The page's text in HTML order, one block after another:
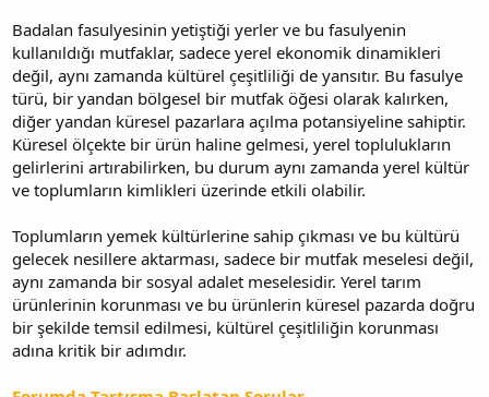
Badalan fasulyesinin yetiştiği yerler ve bu fasulyenin
kullanıldığı mutfaklar, sadece yerel ekonomik dinamikleri
değil, aynı zamanda kültürel çeşitliliği de yansıtır. Bu fasulye
türü, bir yandan bölgesel bir mutfak öğesi olarak kalırken,
diğer yandan küresel pazarlara açılma potansiyeline sahiptir.
Küresel ölçekte bir ürün haline gelmesi, yerel toplulukların
gelirlerini artırabilirken, bu durum aynı zamanda yerel kültür
ve toplumların kimlikleri üzerinde etkili olabilir.
Toplumların yemek kültürlerine sahip çıkması ve bu kültürü
gelecek nesillere aktarması, sadece bir mutfak meselesi değil,
aynı zamanda bir sosyal adalet meselesidir. Yerel tarım
ürünlerinin korunması ve bu ürünlerin küresel pazarda doğru
bir şekilde temsil edilmesi, kültürel çeşitliliğin korunması
adına kritik bir adımdır.